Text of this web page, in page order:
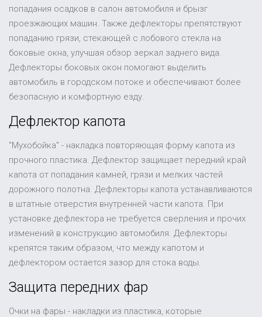
попадания осадков в салон автомобиля и брызг
проезжающих машин. Также дефлекторы препятствуют
попаданию грязи, стекающей с лобового стекла на
боковые окна, улучшая обзор зеркал заднего вида.
Дефлекторы боковых окон помогают выделить
автомобиль в городском потоке и обеспечивают более
безопасную и комфортную езду.
Дефлектор капота
"Мухобойка" - накладка повторяющая форму капота из
прочного пластика. Дефлектор защищает передний край
капота от попадания камней, грязи и мелких частей
дорожного полотна. Дефлекторы капота устанавливаются
в штатные отверстия внутренней части капота. При
установке дефлектора не требуется сверления и прочих
изменений в конструкцию автомобиля. Дефлекторы
крепятся таким образом, что между капотом и
дефлектором остается зазор для стока воды.
Защита передних фар
Очки на фары - накладки из пластика, которые